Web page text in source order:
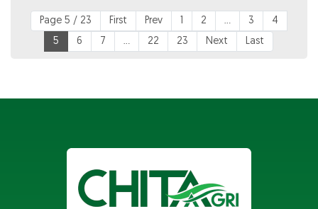
Page 5 / 23 First Prev 1 2 ... 3
4
5
6 7 ... 22 23 Next Last